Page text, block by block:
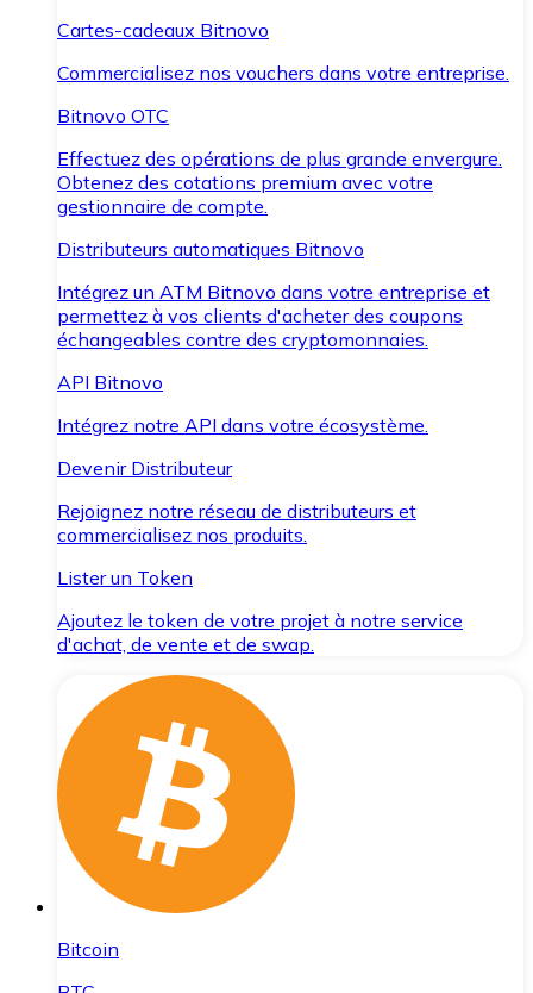
Cartes-cadeaux Bitnovo
Commercialisez nos vouchers dans votre entreprise.
Bitnovo OTC
Effectuez des opérations de plus grande envergure.
Obtenez des cotations premium avec votre
gestionnaire de compte.
Distributeurs automatiques Bitnovo
Intégrez un ATM Bitnovo dans votre entreprise et
permettez à vos clients d'acheter des coupons
échangeables contre des cryptomonnaies.
API Bitnovo
Intégrez notre API dans votre écosystème.
Devenir Distributeur
Rejoignez notre réseau de distributeurs et
commercialisez nos produits.
Lister un Token
Ajoutez le token de votre projet à notre service
d'achat, de vente et de swap.
Bitcoin